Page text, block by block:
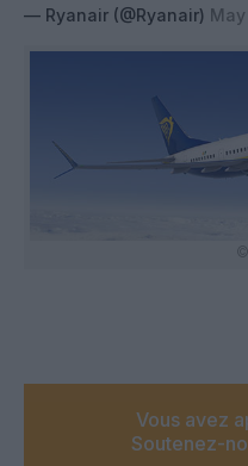
— Ryanair (@Ryanair)
Vous avez
Soutenez-